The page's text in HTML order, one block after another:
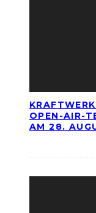
OPEN-AIR-
AM 28.